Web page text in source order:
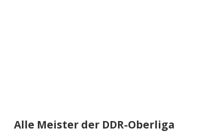
Alle Meister der DDR-Oberliga